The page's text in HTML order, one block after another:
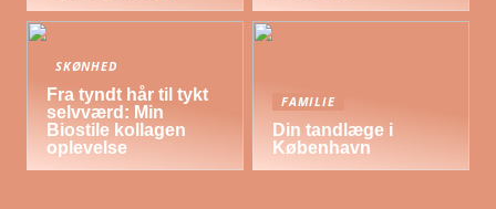
SKØNHED
Fra tyndt hår til tykt
selvværd: Min
Biostile kollagen
oplevelse
FAMILIE
Din tandlæge i
København